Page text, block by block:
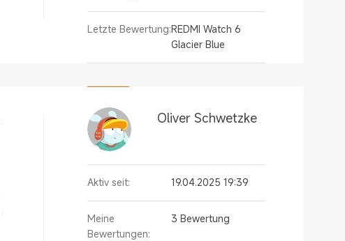
Letzte Bewertung:REDMI Watch 6
Glacier Blue
Oliver Schwetzke
Aktiv seit: 19.04.2025 19:39
Meine
Bewertungen:
3 Bewertung